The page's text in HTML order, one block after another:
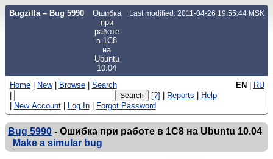
Bugzilla – Bug 5990
Ошибка
при
работе
в 1С8
на
Ubuntu
10.04
Last modified: 2011-04-26 19:55:44 MSK
EN | RU
Home | New | Browse | Search
|
[?] | Reports | Help
| New Account | Log In | Forgot Password
Bug 5990 - Ошибка при работе в 1С8 на Ubuntu 10.04
Make a simular bug